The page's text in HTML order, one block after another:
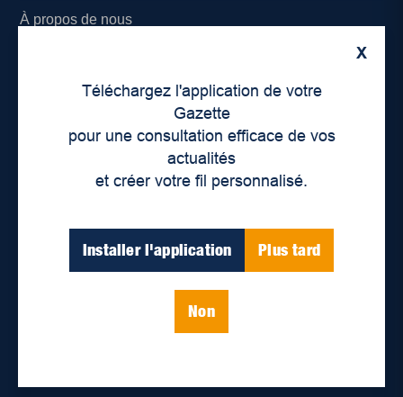
X
Téléchargez l'application de votre
Gazette
pour une consultation efficace de vos
actualités
et créer votre fil personnalisé.
Installer l'application Plus tard
Non
À propos de nous
Lieux de distribution